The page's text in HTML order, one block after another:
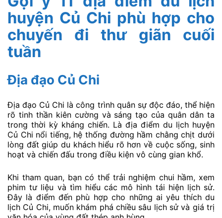
huyện Củ Chi phù hợp cho
chuyến đi thư giãn cuối
tuần
Địa đạo Củ Chi
Địa đạo Củ Chi là công trình quân sự độc đáo, thể hiện
rõ tinh thần kiên cường và sáng tạo của quân dân ta
trong thời kỳ kháng chiến. Là địa điểm du lịch huyện
Củ Chi nổi tiếng, hệ thống đường hầm chằng chịt dưới
lòng đất giúp du khách hiểu rõ hơn về cuộc sống, sinh
hoạt và chiến đấu trong điều kiện vô cùng gian khổ.
Khi tham quan, bạn có thể trải nghiệm chui hầm, xem
phim tư liệu và tìm hiểu các mô hình tái hiện lịch sử.
Đây là điểm đến phù hợp cho những ai yêu thích du
lịch Củ Chi, muốn khám phá chiều sâu lịch sử và giá trị